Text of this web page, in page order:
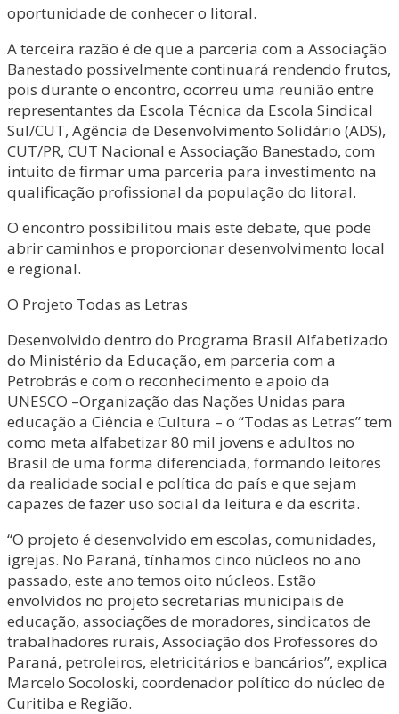
oportunidade de conhecer o litoral.
A terceira razão é de que a parceria com a Associação
Banestado possivelmente continuará rendendo frutos,
pois durante o encontro, ocorreu uma reunião entre
representantes da Escola Técnica da Escola Sindical
Sul/CUT, Agência de Desenvolvimento Solidário (ADS),
CUT/PR, CUT Nacional e Associação Banestado, com
intuito de firmar uma parceria para investimento na
qualificação profissional da população do litoral.
O encontro possibilitou mais este debate, que pode
abrir caminhos e proporcionar desenvolvimento local
e regional.
O Projeto Todas as Letras
Desenvolvido dentro do Programa Brasil Alfabetizado
do Ministério da Educação, em parceria com a
Petrobrás e com o reconhecimento e apoio da
UNESCO –Organização das Nações Unidas para
educação a Ciência e Cultura – o “Todas as Letras” tem
como meta alfabetizar 80 mil jovens e adultos no
Brasil de uma forma diferenciada, formando leitores
da realidade social e política do país e que sejam
capazes de fazer uso social da leitura e da escrita.
“O projeto é desenvolvido em escolas, comunidades,
igrejas. No Paraná, tínhamos cinco núcleos no ano
passado, este ano temos oito núcleos. Estão
envolvidos no projeto secretarias municipais de
educação, associações de moradores, sindicatos de
trabalhadores rurais, Associação dos Professores do
Paraná, petroleiros, eletricitários e bancários”, explica
Marcelo Socoloski, coordenador político do núcleo de
Curitiba e Região.